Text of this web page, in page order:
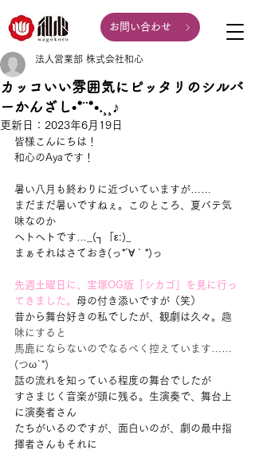
お問い合わせ
カッコいい雰囲気にピッタリのシルバ
ーかんざし•*¨*•.¸¸♪
法人営業部 株式会社和心
更新日： 2023年6月19日
皆様こんにちは！
和心のAyaです！
暑い八月も終わりに近づいていますが……
まだまだ暑いですねぇ。このところ、夏バテ気
味なのか
ヘトヘトです…_(┐「ε:)_
まぁそれはさておき(っ*´∀｀*)っ
先週土曜日に、宝塚OG版「シカゴ」を見に行っ
てきました。 母の付き添いですが（笑）
昔から舞台好きの私でしたが、観劇は久々。 趣
味にすると
馬鹿にならないのでなるべく控えています……
(つω`*)
話の流れを知っている程度の舞台でしたが
すさまじく音楽が頭に残る。生演奏で、舞台上
に演奏者さん
たちがいるのですが、面白いのが、劇の最中指
揮者さんもそれに